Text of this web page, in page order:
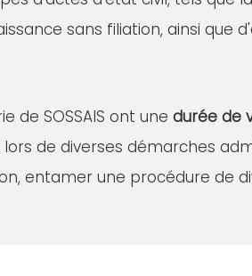
sans filiation, ainsi que
de SOSSAIS ont une durée de
de diverses démarches
entamer une procédure de